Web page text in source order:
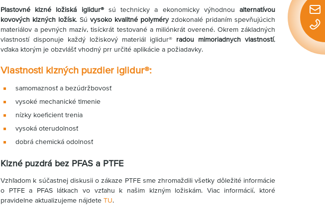
Plastovné klzné ložiská iglidur®sú technicky a ekonomicky výhodnoualternatívou
kovových klzných ložísk. Sú vysoko kvalitné polyméryzdokonalé pridaním spevňujúcich
materiálov a pevných mazív, tisíckrát testované a miliónkrát overené. Okrem základných
vlastností disponuje každý ložiskový materiál iglidur® radou mimoriadnych vlastností,
vďaka ktorým je obzvlášť vhodný prr určité aplikácie a požiadavky.
Vlastnosti klzných puzdier iglidur®:
samomaznosť a bezúdržbovosť
vysoké mechanické tlmenie
nízky koeficient trenia
vysoká oterudolnosť
dobrá chemická odolnosť
Klzné puzdrá bez PFAS a PTFE
Vzhľadom k súčastnej diskusii o zákaze PTFE sme zhromaždili všetky dôležité informácie
o PTFE a PFAS látkach vo vzťahu k našim klzným ložiskám. Viac informácií, ktoré
pravidelne aktualizujeme nájdete TU.